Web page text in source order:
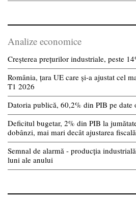
Analize economice
Creșterea prețurilor industriale, peste
România, țara UE care și-a ajustat cel
T1 2026
Datoria publică, 60,2% din PIB pe date
Deficitul bugetar, 2% din PIB la
dobânzi, mai mari decât ajustarea fiscală
Semnal de alarmă - producția
luni ale anului